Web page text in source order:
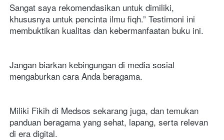
Sangat saya rekomendasikan untuk dimiliki,
khususnya untuk pencinta ilmu fiqh.” Testimoni ini
membuktikan kualitas dan kebermanfaatan buku ini.
Jangan biarkan kebingungan di media sosial
mengaburkan cara Anda beragama.
Miliki Fikih di Medsos sekarang juga, dan temukan
panduan beragama yang sehat, lapang, serta relevan
di era digital.